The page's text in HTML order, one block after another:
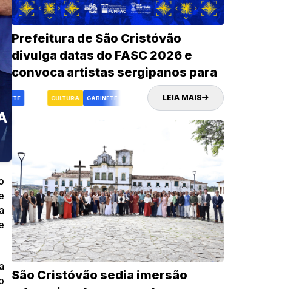
Prefeitura de São Cristóvão
divulga datas do FASC 2026 e
convoca artistas sergipanos para
credenciamento
FASC CULTURA GABINETE CULTURALEIA MAIS
São Cristóvão sedia imersão